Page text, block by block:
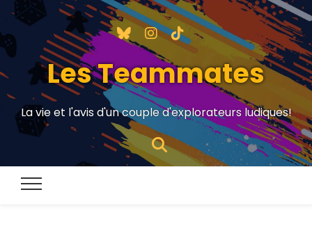
Les Teammates
La vie et l'avis d'un couple d'explorateurs ludiques!